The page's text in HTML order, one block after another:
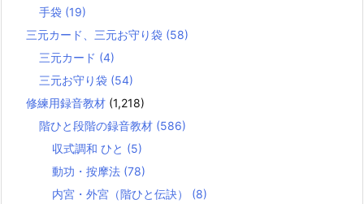
手袋 (19)
三元カード、三元お守り袋 (58)
三元カード (4)
三元お守り袋 (54)
修練用録音教材 (1,218)
階ひと段階の録音教材 (586)
収式調和 ひと (5)
動功・按摩法 (78)
内宮・外宮（階ひと伝訣） (8)